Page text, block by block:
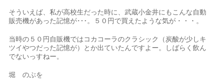
そういえば、私が高校生だった時に、武蔵小金井にもこんな自動
販売機があった記憶が･･･。５０円で買えたような気が・・・。
当時の５０円自販機ではコカコーラのクラシック（炭酸が少しキ
ツイやつだった記憶が）とか出ていたんですよー。しばらく飲ん
でないっすねー。
堀 のぶを